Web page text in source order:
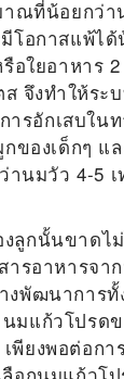
ณที่น้อยกว่า
โอกาสแพ้ได้
อใยอาหาร
จึงทำให้ระ
รอักเสบใน
ของเด็กๆ แ
นมวัว 4-5 เ
ลูกนั้นขาดไ
รอาหารจา
งพัฒนาการทั้
มแก้วโปรดข
พียงพอต่อก